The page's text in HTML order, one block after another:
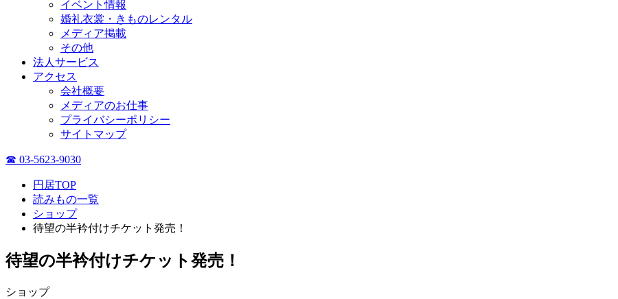
イベント情報
婚礼衣裳・きものレンタル
メディア掲載
その他
法人サービス
アクセス
会社概要
メディアのお仕事
プライバシーポリシー
サイトマップ
☎ 03-5623-9030
円居TOP
読みもの一覧
ショップ
待望の半衿付けチケット発売！
待望の半衿付けチケット発売！
ショップ